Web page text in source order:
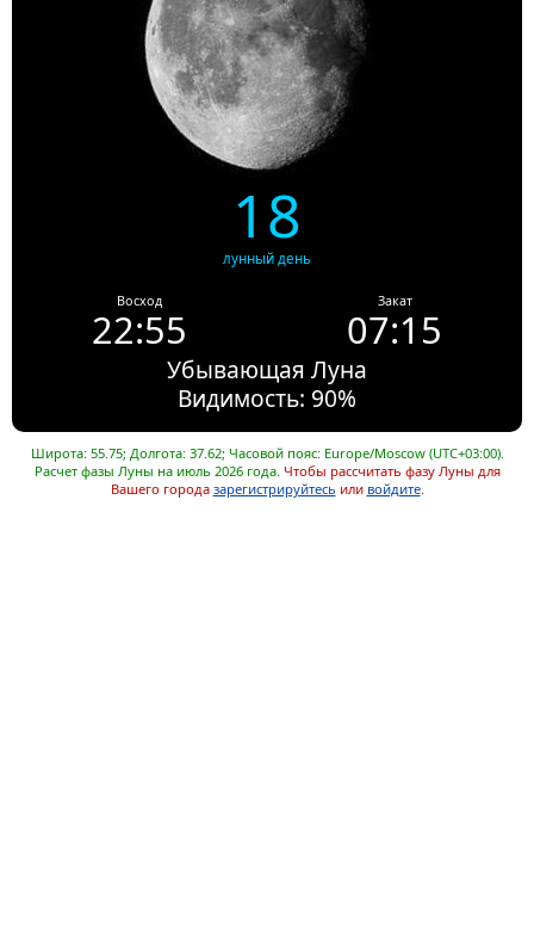
18
лунный день
Восход
22:55
Закат
07:15
Убывающая Луна
Видимость: 90%
Широта: 55.75; Долгота: 37.62; Часовой пояс: Europe/Moscow (UTC+03:00).
Расчет фазы Луны на июль 2026 года. Чтобы рассчитать фазу Луны для
Вашего города зарегистрируйтесь или войдите.